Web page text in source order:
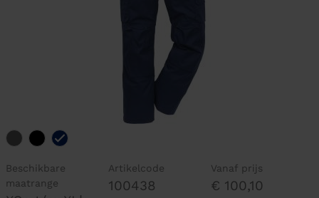
Beschikbare
maatrange
Artikelcode
100438
Vanaf prijs
€ 100,10